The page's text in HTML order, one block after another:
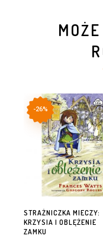
-26%
STRAŻNICZKA MIECZY:
KRZYSIA I OBLĘŻENIE
ZAMKU